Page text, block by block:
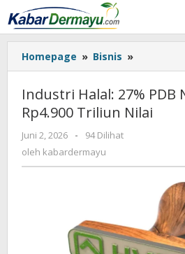
Lewati
ke
konten
Homepage » Bisnis »
Halal:
PDB
Nasional,
Industri Halal: 27% PDB
Rp4.900 Triliun Nilai
Juni 2, 2026
oleh
kabardermayu
-
94 Dilihat
oleh kabardermayu